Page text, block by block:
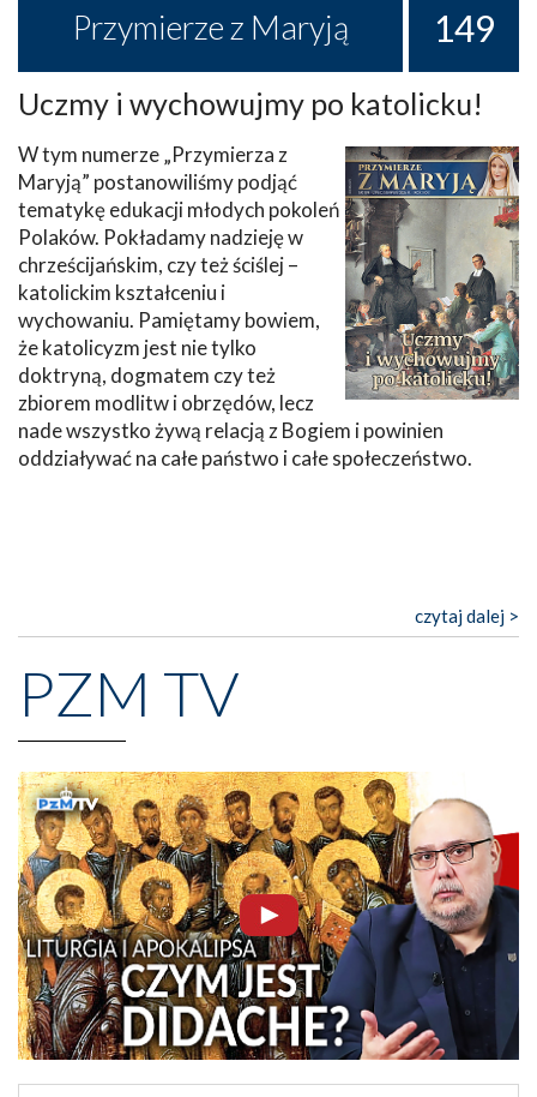
Przymierze z Maryją 149
Uczmy i wychowujmy po katolicku!
W tym numerze „Przymierza z
Maryją” postanowiliśmy podjąć
tematykę edukacji młodych pokoleń
Polaków. Pokładamy nadzieję w
chrześcijańskim, czy też ściślej –
katolickim kształceniu i
wychowaniu. Pamiętamy bowiem,
że katolicyzm jest nie tylko
doktryną, dogmatem czy też
zbiorem modlitw i obrzędów, lecz
nade wszystko żywą relacją z Bogiem i powinien
oddziaływać na całe państwo i całe społeczeństwo.
czytaj dalej >
PZM TV